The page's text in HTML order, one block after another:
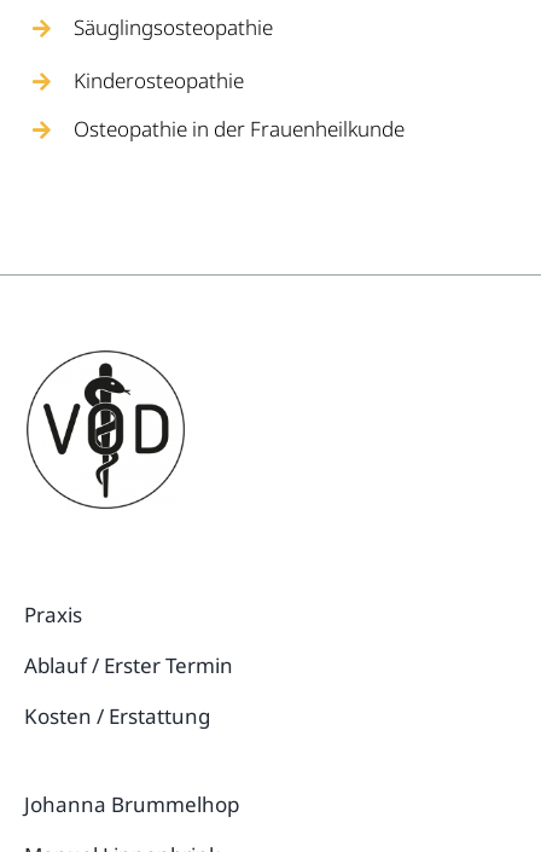
Säuglingsosteopathie
Kinderosteopathie
Osteopathie in der Frauenheilkunde
Praxis
Ablauf / Erster Termin
Kosten / Erstattung
Johanna Brummelhop